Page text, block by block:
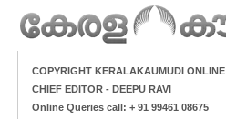
COPYRIGHT KERALAKAUMUDI ONLINE
CHIEF EDITOR - DEEPU RAVI
Online Queries call: + 91 99461 08675